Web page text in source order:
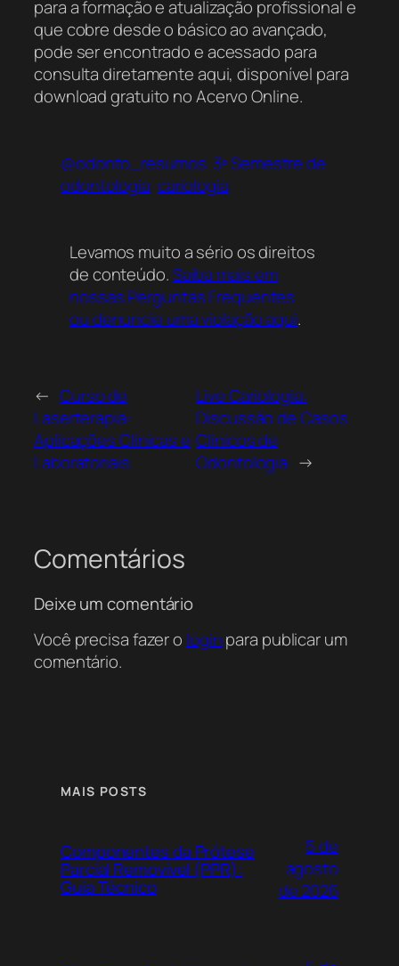
para a formação e atualização profissional e
que cobre desde o básico ao avançado,
pode ser encontrado e acessado para
consulta diretamente aqui, disponível para
download gratuito no Acervo Online.
@odonto_resumos 3º Semestre de
odontologia cariologia
Levamos muito a sério os direitos
de conteúdo.Saiba mais em
nossas Perguntas Frequentes
ou denuncie uma violação aqui.
← Curso de
Laserterapia:
Aplicações Clínicas e
Laboratoriais
Live Cariologia:
Discussão de Casos
Clínicos de
Odontologia →
Comentários
Deixe um comentário
Você precisa fazer o loginpara publicar um
comentário.
MAIS POSTS
Componentes da Prótese
Parcial Removível (PPR):
Guia Técnico
5 de
agosto
de 2026